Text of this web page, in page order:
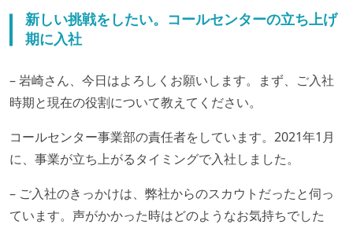
新しい挑戦をしたい。コールセンターの立ち上げ
期に入社
– 岩崎さん、今日はよろしくお願いします。まず、ご入社
時期と現在の役割について教えてください。
コールセンター事業部の責任者をしています。2021年1月
に、事業が立ち上がるタイミングで入社しました。
– ご入社のきっかけは、弊社からのスカウトだったと伺っ
ています。声がかかった時はどのようなお気持ちでした